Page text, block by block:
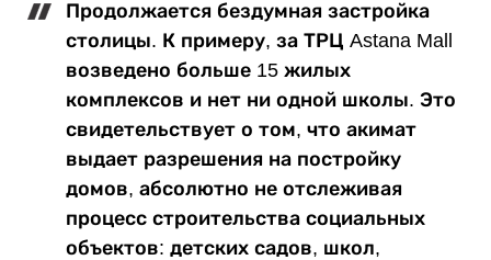
Продолжается бездумная застройка
столицы. К примеру, за ТРЦ Astana Mall
возведено больше 15 жилых
комплексов и нет ни одной школы. Это
свидетельствует о том, что акимат
выдает разрешения на постройку
домов, абсолютно не отслеживая
процесс строительства социальных
объектов: детских садов, школ,